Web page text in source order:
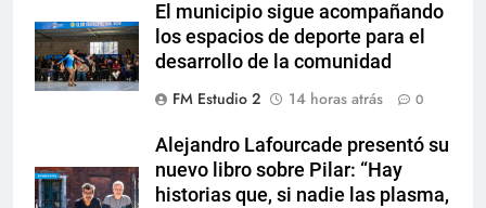
El municipio sigue acompañando
los espacios de deporte para el
desarrollo de la comunidad
FM Estudio 2
14 horas atrás 0
Alejandro Lafourcade presentó su
nuevo libro sobre Pilar: “Hay
historias que, si nadie las plasma,